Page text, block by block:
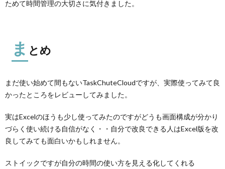
ためて時間管理の大切さに気付きました。
ま とめ
まだ使い始めて間もないTaskChuteCloudですが、実際使ってみて良
かったところをレビューしてみました。
実はExcelのほうも少し使ってみたのですがどうも画面構成が分かり
づらく使い続ける自信がなく・・自分で改良できる人はExcel版を改
良してみても面白いかもしれません。
ストイックですが自分の時間の使い方を見える化してくれる